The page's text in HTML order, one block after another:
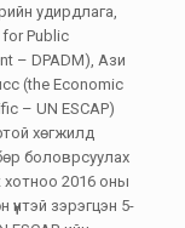
удирдлага,
Public
– DPADM), Ази
(the Economic
– UN ESCAP)
хөгжилд
боловрсуулах
хотноо 2016 оны
зэрэгцэн 5-